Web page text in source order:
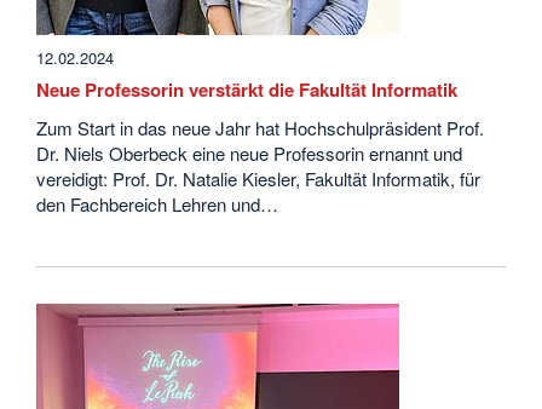
12.02.2024
Neue Professorin verstärkt die Fakultät Informatik
Zum Start in das neue Jahr hat Hochschulpräsident Prof.
Dr. Niels Oberbeck eine neue Professorin ernannt und
vereidigt: Prof. Dr. Natalie Kiesler, Fakultät Informatik, für
den Fachbereich Lehren und…